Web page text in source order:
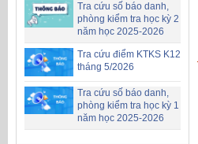
Tra cứu số báo danh,
phòng kiểm tra học kỳ 2
năm học 2025-2026
Tra cứu điểm KTKS K12
tháng 5/2026
Tra cứu số báo danh,
phòng kiểm tra học kỳ 1
năm học 2025-2026